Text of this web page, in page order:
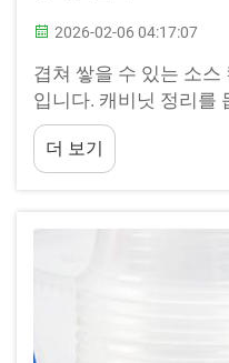
2026-02-06 04:17:07
겹쳐 쌓을 수 있는 소
입니다. 캐비닛 정리를
닛 내 공간을 절약할 수
서는 매우 유용합니다.
기존의 ... 대신 제공됩니
더 보기